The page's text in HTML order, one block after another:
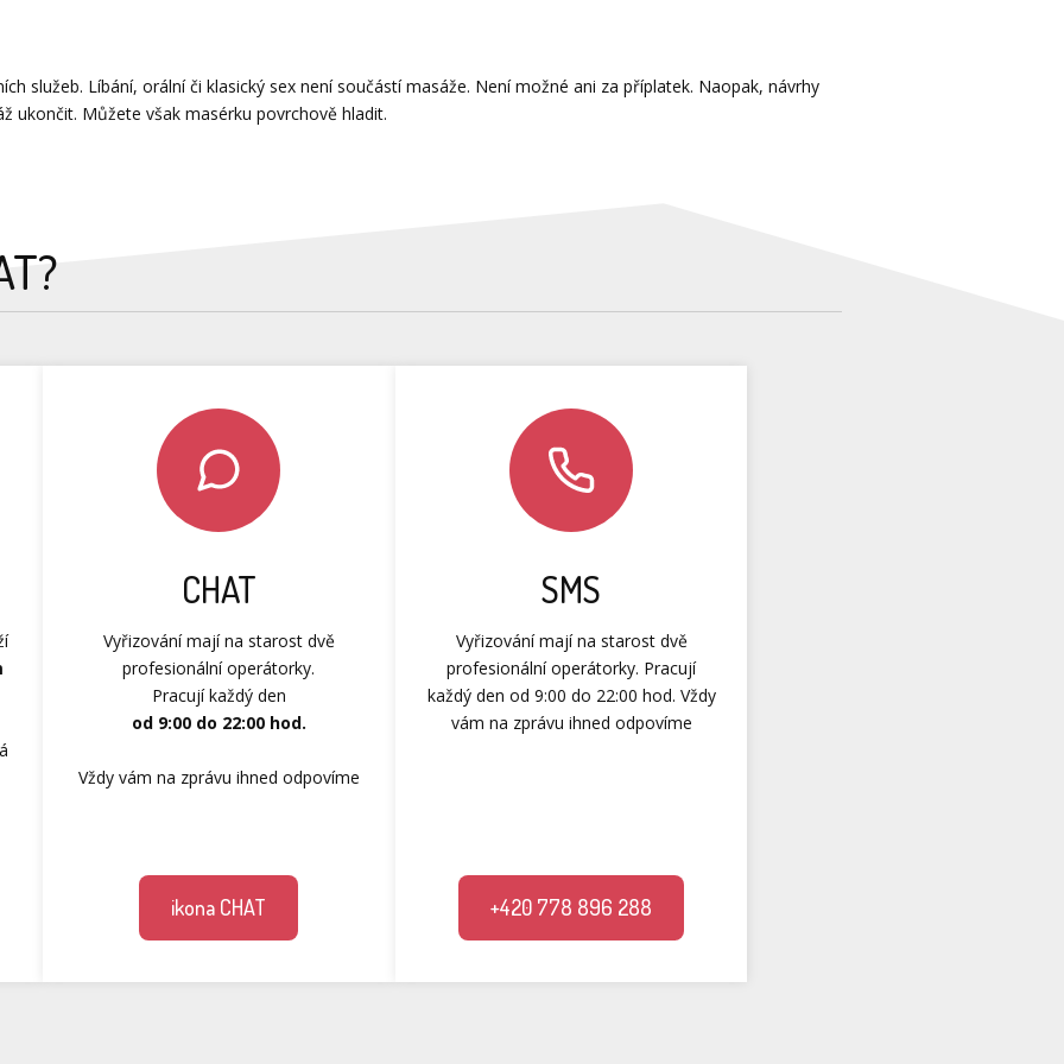
služeb. Líbání, orální či klasický sex není součástí masáže. Není možné ani za příplatek. Naopak, návrhy
ukončit. Můžete však masérku povrchově hladit.
CHAT
Vyřizování mají na starost dvě
profesionální operátorky.
Pracují každý den
od 9:00 do 22:00 hod.
Vždy vám na zprávu ihned odpovíme
ikona CHAT
SMS
Vyřizování mají na starost dvě
profesionální operátorky. Pracují
každý den od 9:00 do 22:00 hod. Vždy
vám na zprávu ihned odpovíme
+420 778 896 288